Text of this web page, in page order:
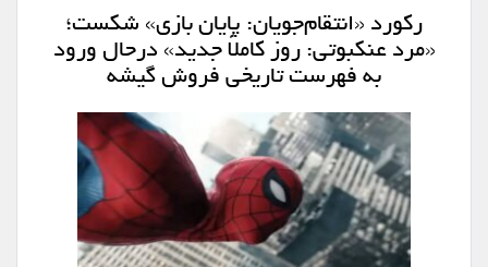
رکورد «انتقام‌جویان: پایان بازی» شکست؛
«مرد عنکبوتی: روز کاملاً جدید» درحال ورود
به فهرست تاریخی فروش گیشه